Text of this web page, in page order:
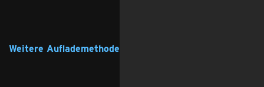
Weitere Auflademethoden